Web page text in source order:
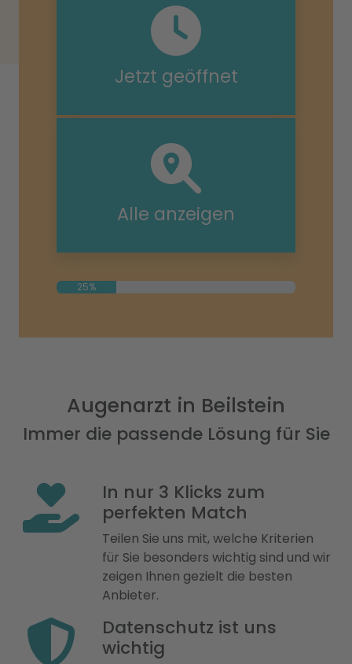
Jetzt geöffnet
Alle anzeigen
25%
Augenarzt in Beilstein
Immer die passende Lösung für Sie
In nur 3 Klicks zum
perfekten Match
Teilen Sie uns mit, welche Kriterien
für Sie besonders wichtig sind und wir
zeigen Ihnen gezielt die besten
Anbieter.
Datenschutz ist uns
wichtig